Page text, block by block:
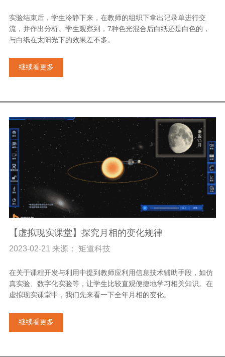
实验结束后，学生冷静下来，在教师的组织下拿出记录单进行交
流，并作出分析。学生观察到，7种色光混合后白纸还是白色的，
与白纸在太阳光下的效果差不多。
继续看更多
【虚拟现实课堂】探究月相的变化规律
2023-02-21 来源： 矩道科技
在关于课程开发与利用中提到教师应利用信息技术辅助手段，如仿
真实验、数字化实验等，让学生比较直观便捷地学习相关知识。在
虚拟现实课堂中，我们先来看一下全年月相的变化。
继续看更多